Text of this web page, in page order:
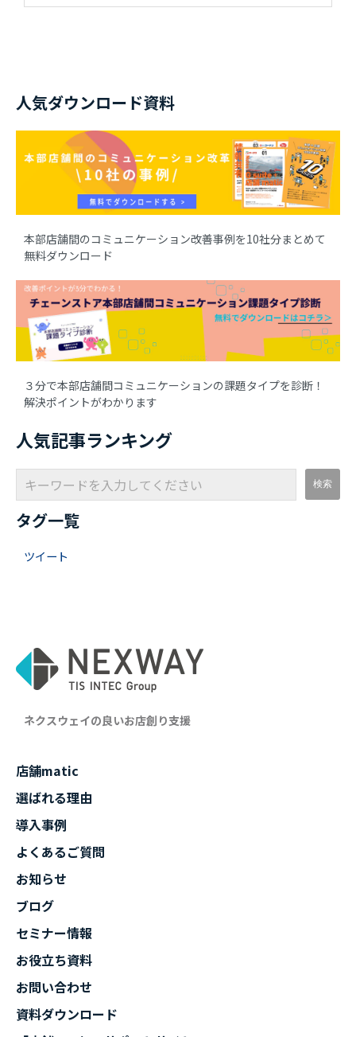
人気ダウンロード資料
本部店舗間のコミュニケーション改善事例を10社分まとめて
無料ダウンロード
３分で本部店舗間コミュニケーションの課題タイプを診断！
解決ポイントがわかります
人気記事ランキング
タグ一覧
ツイート
ネクスウェイの良いお店創り支援
店舗matic
選ばれる理由
導入事例
よくあるご質問
お知らせ
ブログ
セミナー情報
お役立ち資料
お問い合わせ
資料ダウンロード